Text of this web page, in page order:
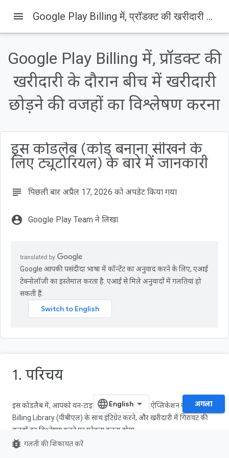
इस पेज पर, यह जानकारी उपलब्ध है
1. परिचय
दर्शक
आपको यह जानकारी मिलेगी...
आपको इन चीज़ों की ज़रूरत होगी...
menu Google Play Billing में, प्रॉडक्ट की खरीदारी के दौरान बीच में खरीदारी छोड़ने की वजहों का विश्लेषण करना
Google Play Billing में, प्रॉडक्ट की
खरीदारी के दौरान बीच में खरीदारी
छोड़ने की वजहों का विश्लेषण करना
इस कोडलैब (कोड बनाना सीखने के
लिए ट्यूटोरियल) के बारे में जानकारी
subject पिछली बार अप्रैल 17, 2026 को अपडेट किया गया
account_circle Google Play Team ने लिखा
Google आपकी पसंदीदा भाषा में कॉन्टेंट का अनुवाद करने के लिए, एआई
टेक्नोलॉजी का इस्तेमाल करता है. एआई से मिले अनुवादों में गलतियां हो
सकती हैं.
1. परिचय
इस कोडलैब में, आपको वन-टाइम प्रॉडक्ट बनाने, अपने ऐप्लिकेशन को Play
Billing Library (पीबीएल) के साथ इंटिग्रेट करने, और खरीदारी में गिरावट की
वजहों का विश्लेषण करने पर फ़ोकस करना होगा.
ध्यान दें
अगला
bug_report गलती की शिकायत करें